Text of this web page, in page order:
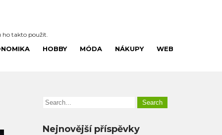
ho takto použít.
HOBBY MÓDA NÁKUPY WEB
Nejnovější příspěvky